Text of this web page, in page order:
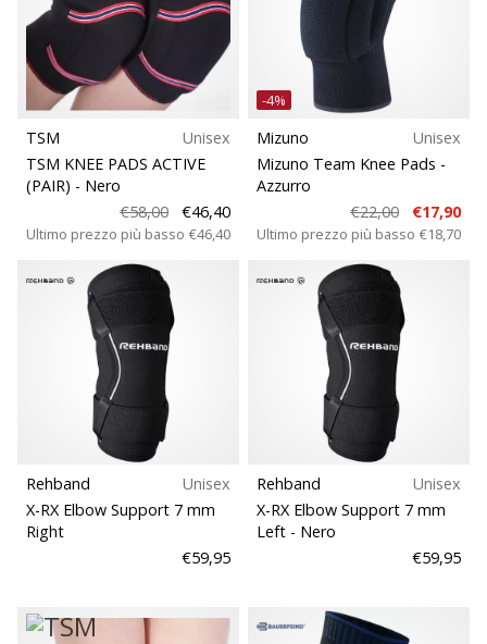
ambassador
Weplayvolleyball
Sei
un
fanatico
della
pallavolo
noi?
a
Ambassador.
11. 8. 2022
Tempo di lettura: 2 min.
Weplayvolleyball
Hai
il
Taglie
Teamsales
Disciplina
Vestibilità
Sostenibili
TSM
Unisex
TSM KNEE PADS ACTIVE
(PAIR) - Nero
€58,00
€46,40
Ultimo prezzo più basso €46,40
-4%
Mizuno
Unisex
Mizuno Team Knee Pads -
Azzurro
€22,00
€17,90
Ultimo prezzo più basso €18,70
Rehband
Unisex
X-RX Elbow Support 7 mm
Right
€59,95
Rehband
Unisex
X-RX Elbow Support 7 mm
Left - Nero
€59,95